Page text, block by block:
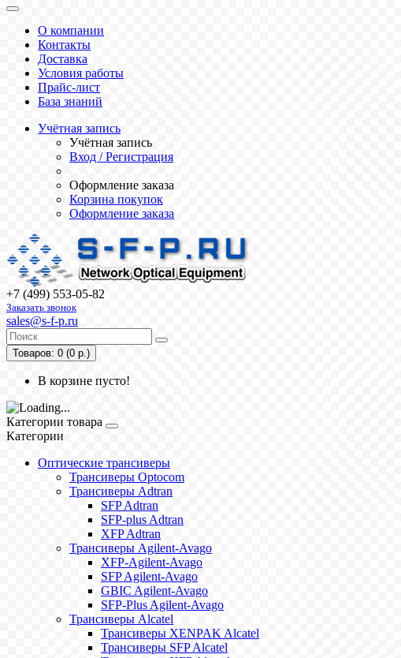
О компании
Контакты
Доставка
Условия работы
Прайс-лист
База знаний
Учётная запись
Учётная запись
Вход / Регистрация
Оформление заказа
Корзина покупок
Оформление заказа
+7 (499) 553-05-82
Заказать звонок
sales@s-f-p.ru
Товаров: 0 (0 р.)
В корзине пусто!
Категории товара
Категории
Оптические трансиверы
Трансиверы Optocom
Трансиверы Adtran
SFP Adtran
SFP-plus Adtran
XFP Adtran
Трансиверы Agilent-Avago
XFP-Agilent-Avago
SFP Agilent-Avago
GBIC Agilent-Avago
SFP-Plus Agilent-Avago
Трансиверы Alcatel
Трансиверы XENPAK Alcatel
Трансиверы SFP Alcatel